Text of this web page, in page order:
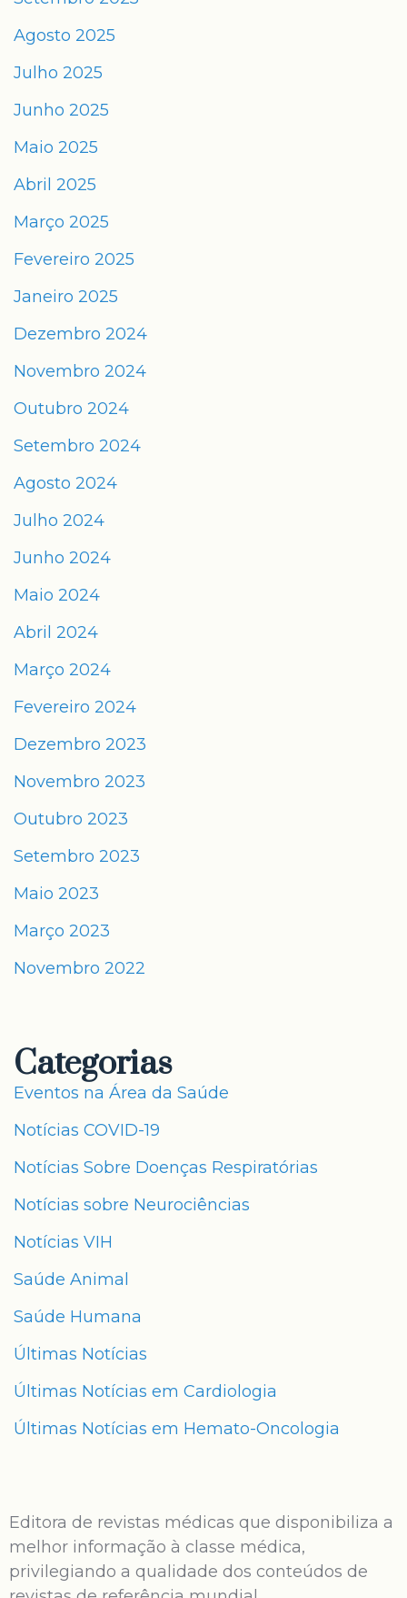
Agosto 2025
Julho 2025
Junho 2025
Maio 2025
Abril 2025
Março 2025
Fevereiro 2025
Janeiro 2025
Dezembro 2024
Novembro 2024
Outubro 2024
Setembro 2024
Agosto 2024
Julho 2024
Junho 2024
Maio 2024
Abril 2024
Março 2024
Fevereiro 2024
Dezembro 2023
Novembro 2023
Outubro 2023
Setembro 2023
Maio 2023
Março 2023
Novembro 2022
Categorias
Eventos na Área da Saúde
Notícias COVID-19
Notícias Sobre Doenças Respiratórias
Notícias sobre Neurociências
Notícias VIH
Saúde Animal
Saúde Humana
Últimas Notícias
Últimas Notícias em Cardiologia
Últimas Notícias em Hemato-Oncologia
Editora de revistas médicas que disponibiliza a
melhor informação à classe médica,
privilegiando a qualidade dos conteúdos de